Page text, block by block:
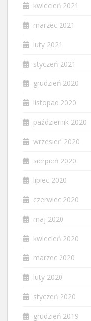
kwiecień 2021
marzec 2021
luty 2021
styczeń 2021
grudzień 2020
listopad 2020
październik 2020
wrzesień 2020
sierpień 2020
lipiec 2020
czerwiec 2020
maj 2020
kwiecień 2020
marzec 2020
luty 2020
styczeń 2020
grudzień 2019